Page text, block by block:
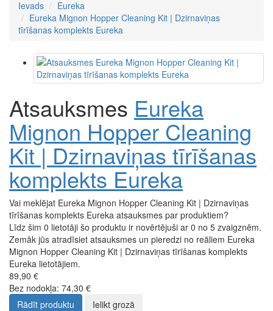
Ievads
Eureka
Eureka Mignon Hopper Cleaning Kit | Dzirnaviņas
tīrīšanas komplekts Eureka
Atsauksmes Eureka
Mignon Hopper Cleaning
Kit | Dzirnaviņas tīrīšanas
komplekts Eureka
Vai meklējat Eureka Mignon Hopper Cleaning Kit | Dzirnaviņas
tīrīšanas komplekts Eureka atsauksmes par produktiem?
Līdz šim 0 lietotāji šo produktu ir novērtējuši ar 0 no 5 zvaigznēm.
Zemāk jūs atradīsiet atsauksmes un pieredzi no reāliem Eureka
Mignon Hopper Cleaning Kit | Dzirnaviņas tīrīšanas komplekts
Eureka lietotājiem.
89,90 €
Bez nodokļa: 74,30 €
Rādīt produktu
Ielikt grozā